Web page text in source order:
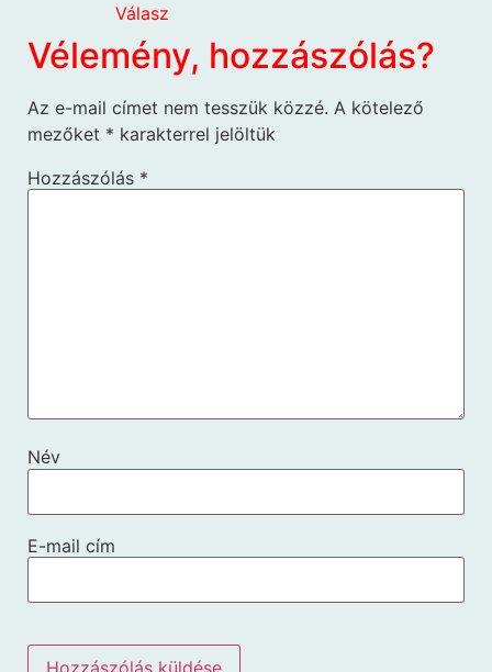
Válasz
Vélemény, hozzászólás?
Az e-mail címet nem tesszük közzé. A kötelező
mezőket * karakterrel jelöltük
Hozzászólás *
Név
E-mail cím